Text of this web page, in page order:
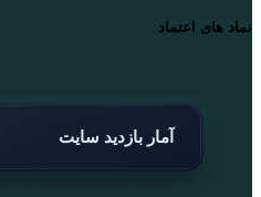
نماد های اعتماد
آمار بازدید سایت